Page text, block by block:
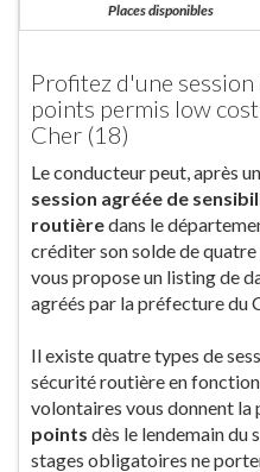
Places disponibles
Profitez d'une
points permis low
Cher (18)
Le conducteur peut, après
session agréée de
routièredans le
créditer son solde de
vous propose un listing de
agréés par la préfecture du
Il existe quatre types de
sécurité routière en fonction
volontaires vous donnent la
points dès le lendemain du
stages obligatoires ne